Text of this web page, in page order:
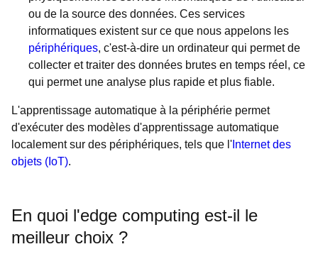
ou de la source des données. Ces services
informatiques existent sur ce que nous appelons les
périphériques, c'est-à-dire un ordinateur qui permet de
collecter et traiter des données brutes en temps réel, ce
qui permet une analyse plus rapide et plus fiable.
L'apprentissage automatique à la périphérie permet
d'exécuter des modèles d'apprentissage automatique
localement sur des périphériques, tels que l' Internet des
objets (IoT).
En quoi l'edge computing est-il le
meilleur choix ?